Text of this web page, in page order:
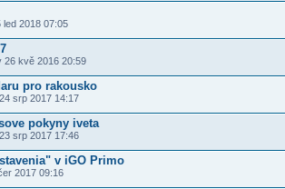
led 2018 07:05
26 kvě 2016 20:59
pro rakousko
srp 2017 14:17
pokyny iveta
srp 2017 17:46
v iGO Primo
2017 09:16